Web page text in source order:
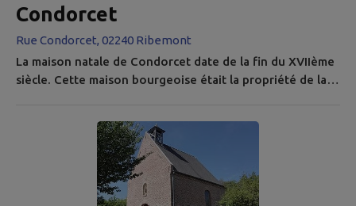
Condorcet
Rue Condorcet, 02240 Ribemont
La maison natale de Condorcet date de la fin du XVIIème
siècle. Cette maison bourgeoise était la propriété de la
depuis 1989, on y trouve un musée à la mémoire de
Condorcet et du passé historique de Ribemont. Inauguré
par Robert Badinter en 2001 est un musée consacré
principalement au...